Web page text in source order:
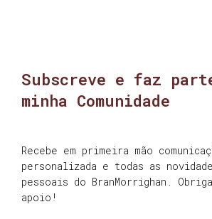
Subscreve e faz
minha Comunidade
Recebe em primeira mão
personalizada e todas as
pessoais do BranMorrighan.
apoio!